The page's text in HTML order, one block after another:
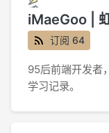
iMaeGoo |
订阅 64
95后前端开发者
学习记录。